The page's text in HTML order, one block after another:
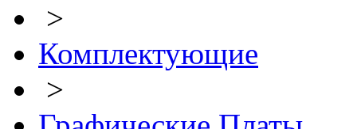
>
Комплектующие
>